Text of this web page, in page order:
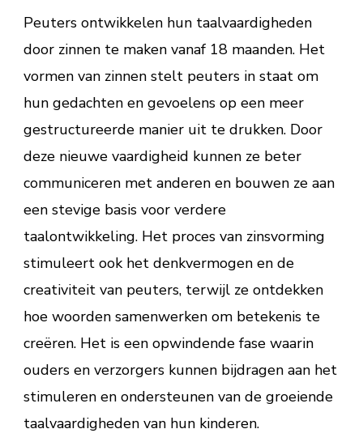
Peuters ontwikkelen hun taalvaardigheden
door zinnen te maken vanaf 18 maanden. Het
vormen van zinnen stelt peuters in staat om
hun gedachten en gevoelens op een meer
gestructureerde manier uit te drukken. Door
deze nieuwe vaardigheid kunnen ze beter
communiceren met anderen en bouwen ze aan
een stevige basis voor verdere
taalontwikkeling. Het proces van zinsvorming
stimuleert ook het denkvermogen en de
creativiteit van peuters, terwijl ze ontdekken
hoe woorden samenwerken om betekenis te
creëren. Het is een opwindende fase waarin
ouders en verzorgers kunnen bijdragen aan het
stimuleren en ondersteunen van de groeiende
taalvaardigheden van hun kinderen.